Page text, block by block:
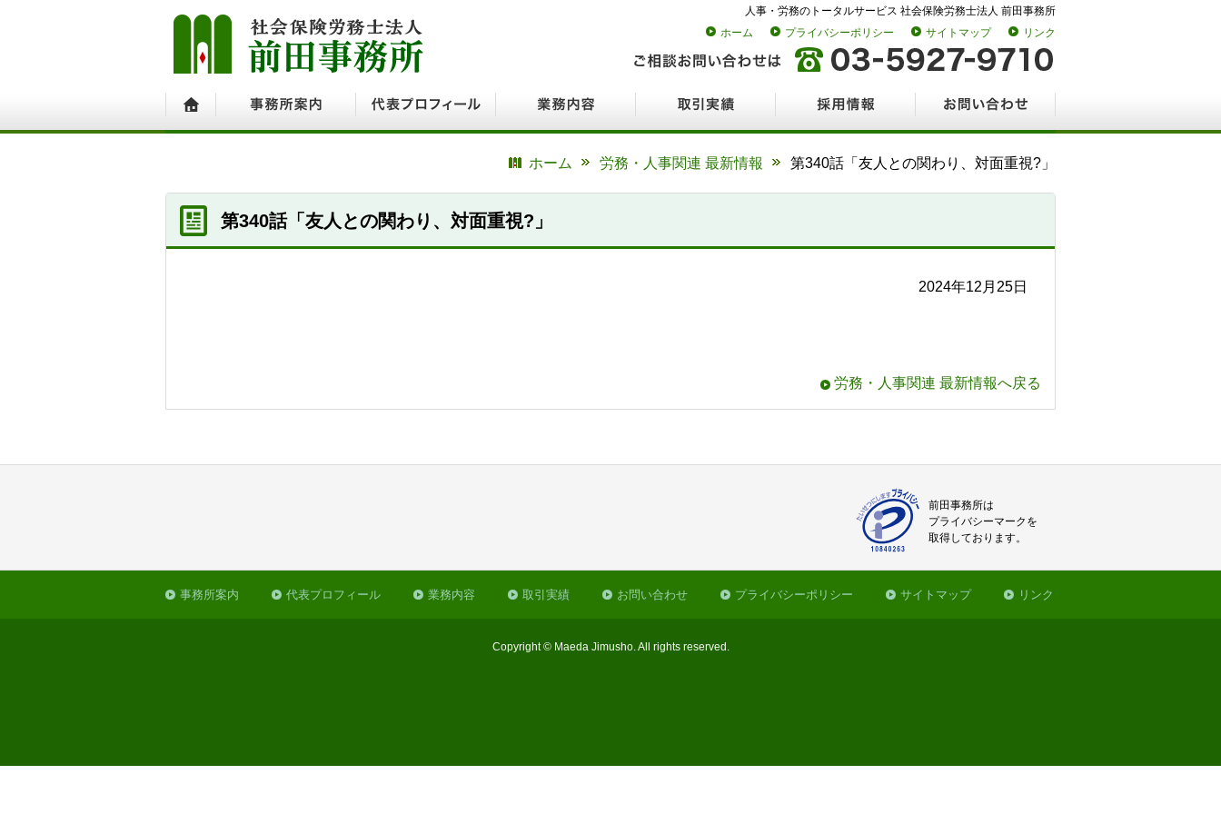
人事・労務のトータルサービス 社会保険労務士法人 前田事務所
ホーム
プライバシーポリシー サイトマップ リンク
ホーム
労務・人事関連 最新情報 第340話「友人との関わり、対面重視?」
第340話「友人との関わり、対面重視?」
2024年12月25日
労務・人事関連 最新情報へ戻る
前田事務所は
プライバシーマークを
取得しております。
事務所案内 代表プロフィール 業務内容 取引実績 お問い合わせ プライバシーポリシー サイトマップ リンク
Copyright © Maeda Jimusho. All rights reserved.